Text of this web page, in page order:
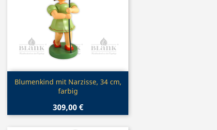
 Vorschau
Blumenkind mit Narzisse, 34 cm,
farbig
309,00 €